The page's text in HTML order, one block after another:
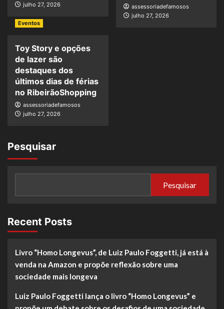
julho 27, 2026
assessoriadefamosos
julho 27, 2026
Eventos
Toy Story e opções
de lazer são
destaques dos
últimos dias de férias
no RibeirãoShopping
assessoriadefamosos
julho 27, 2026
Pesquisar
Pesquisar
Recent Posts
Livro “Homo Longevus”, de Luiz Paulo Foggetti, já está à
venda na Amazon e propõe reflexão sobre uma
sociedade mais longeva
Luiz Paulo Foggetti lança o livro “Homo Longevus” e